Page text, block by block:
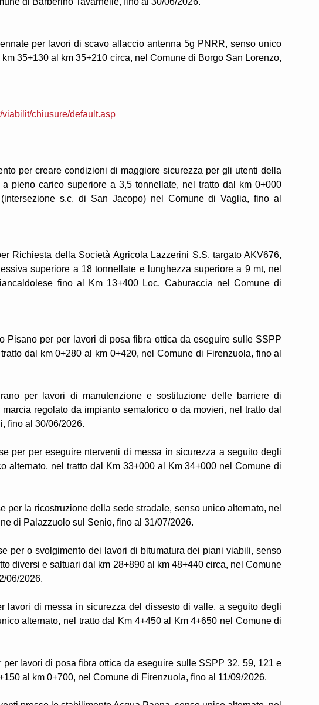
per lavori di scavo allaccio antenna 5g PNRR, senso unico
35+130 al km 35+210 circa, nel Comune di Borgo San Lorenzo,
viabilit/chiusure/default.asp
per creare condizioni di maggiore sicurezza per gli utenti della
pieno carico superiore a 3,5 tonnellate, nel tratto dal km 0+000
s.c. di San Jacopo) nel Comune di Vaglia, fino al
Richiesta della Società Agricola Lazzerini S.S. targato AKV676,
superiore a 18 tonnellate e lunghezza superiore a 9 mt, nel
fino al Km 13+400 Loc. Caburaccia nel Comune di
Pisano per per lavori di posa fibra ottica da eseguire sulle SSPP
dal km 0+280 al km 0+420, nel Comune di Firenzuola, fino al
per lavori di manutenzione e sostituzione delle barriere di
regolato da impianto semaforico o da movieri, nel tratto dal
fino al 30/06/2026.
per per eseguire nterventi di messa in sicurezza a seguito degli
alternato, nel tratto dal Km 33+000 al Km 34+000 nel Comune di
per la ricostruzione della sede stradale, senso unico alternato, nel
di Palazzuolo sul Senio, fino al 31/07/2026.
per o svolgimento dei lavori di bitumatura dei piani viabili, senso
diversi e saltuari dal km 28+890 al km 48+440 circa, nel Comune
06/2026.
lavori di messa in sicurezza del dissesto di valle, a seguito degli
alternato, nel tratto dal Km 4+450 al Km 4+650 nel Comune di
lavori di posa fibra ottica da eseguire sulle SSPP 32, 59, 121 e
al km 0+700, nel Comune di Firenzuola, fino al 11/09/2026.